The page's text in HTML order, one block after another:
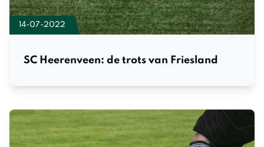
14-07-2022
SC Heerenveen: de trots van Friesland